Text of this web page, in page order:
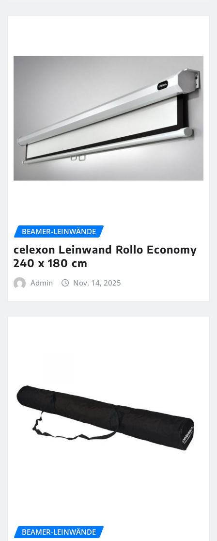
BEAMER-LEINWÄNDE
celexon Leinwand Rollo Economy
240 x 180 cm
Admin Nov. 14, 2025
BEAMER-LEINWÄNDE